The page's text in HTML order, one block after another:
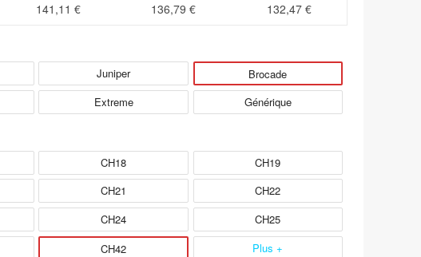
141,11 € 136,79 € 132,47 €
Juniper
Brocade
Extreme Générique
CH18
CH19
CH21
CH22
CH24
CH25
CH42 Plus +